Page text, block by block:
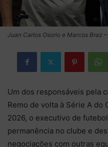
Juan Carlos Osorio e Marcos Braz
Um dos responsáveis pela
Remo de volta à Série A do
2026, o executivo de
permanência no clube e
negociações com outras